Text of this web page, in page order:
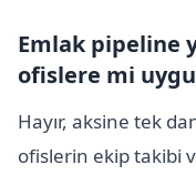
Emlak pipeline
ofislere mi
Hayır, aksine tek
ofislerin ekip takibi